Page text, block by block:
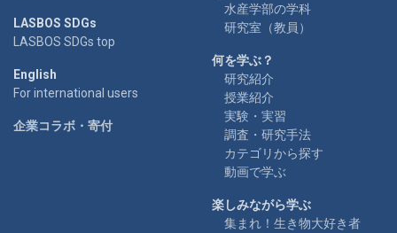
LASBOS SDGs
LASBOS SDGs top
English
For international users
企業コラボ・寄付
水産学部の学科
研究室（教員）
何を学ぶ？
研究紹介
授業紹介
実験・実習
調査・研究手法
カテゴリから探す
動画で学ぶ
楽しみながら学ぶ
集まれ！生き物大好き者